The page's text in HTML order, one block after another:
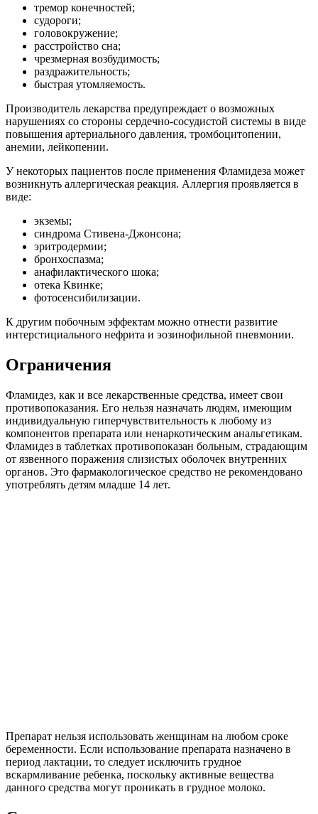
тремор конечностей;
судороги;
головокружение;
расстройство сна;
чрезмерная возбудимость;
раздражительность;
быстрая утомляемость.
Производитель лекарства предупреждает о возможных
нарушениях со стороны сердечно-сосудистой системы в виде
повышения артериального давления, тромбоцитопении,
анемии, лейкопении.
У некоторых пациентов после применения Фламидеза может
возникнуть аллергическая реакция. Аллергия проявляется в
виде:
экземы;
синдрома Стивена-Джонсона;
эритродермии;
бронхоспазма;
анафилактического шока;
отека Квинке;
фотосенсибилизации.
К другим побочным эффектам можно отнести развитие
интерстициального нефрита и эозинофильной пневмонии.
Ограничения
Фламидез, как и все лекарственные средства, имеет свои
противопоказания. Его нельзя назначать людям, имеющим
индивидуальную гиперчувствительность к любому из
компонентов препарата или ненаркотическим анальгетикам.
Фламидез в таблетках противопоказан больным, страдающим
от язвенного поражения слизистых оболочек внутренних
органов. Это фармакологическое средство не рекомендовано
употреблять детям младше 14 лет.
Препарат нельзя использовать женщинам на любом сроке
беременности. Если использование препарата назначено в
период лактации, то следует исключить грудное
вскармливание ребенка, поскольку активные вещества
данного средства могут проникать в грудное молоко.